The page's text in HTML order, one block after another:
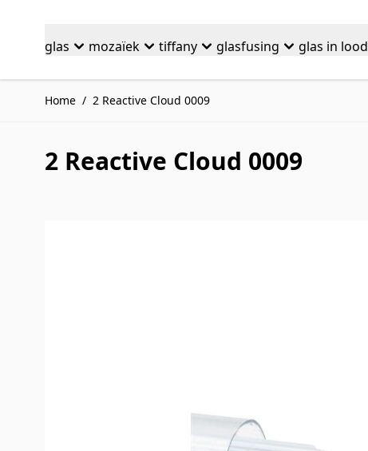
glas mozaïek tiffany glasfusing glas in lood
Home / 2 Reactive Cloud 0009
2 Reactive Cloud 0009